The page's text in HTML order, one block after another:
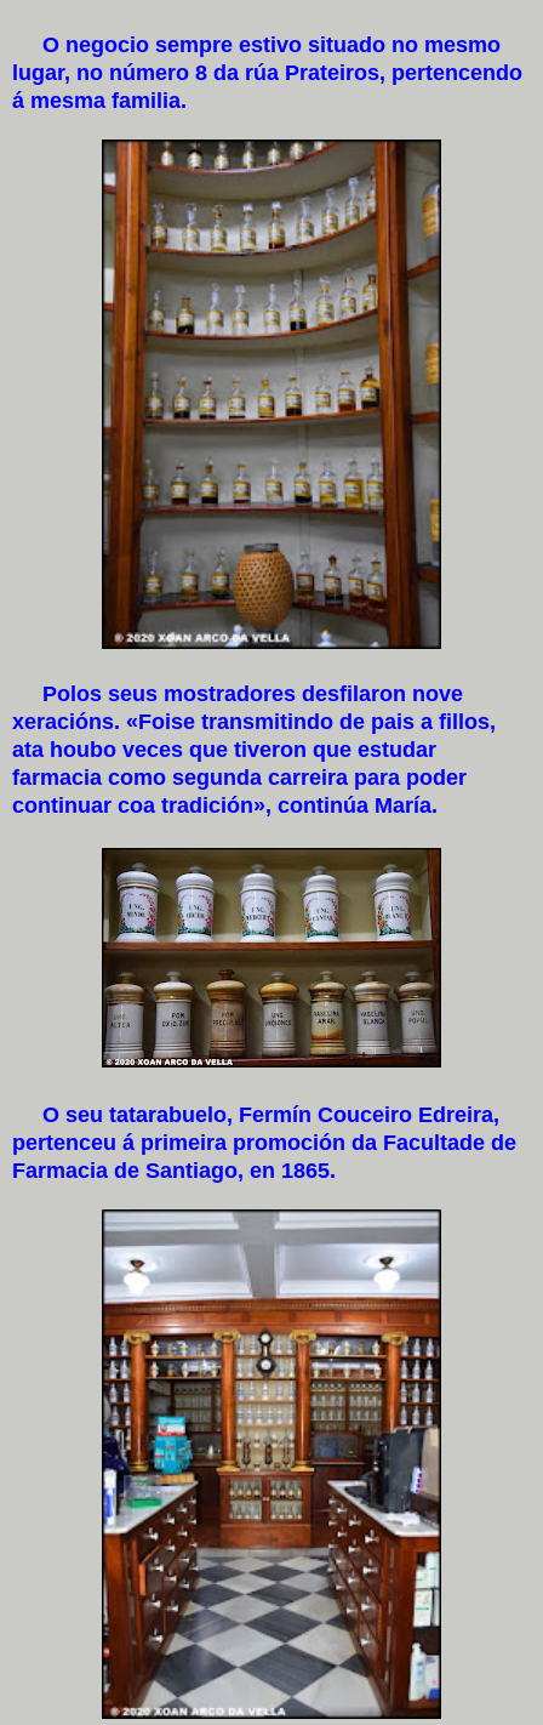
O negocio sempre estivo situado no mesmo
lugar, no número 8 da rúa Prateiros, pertencendo
á mesma familia.
Polos seus mostradores desfilaron nove
xeracións. «Foise transmitindo de pais a fillos,
ata houbo veces que tiveron que estudar
farmacia como segunda carreira para poder
continuar coa tradición», continúa María.
O seu tatarabuelo, Fermín Couceiro Edreira,
pertenceu á primeira promoción da Facultade de
Farmacia de Santiago, en 1865.